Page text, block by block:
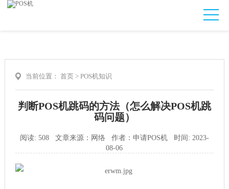
当前位置： 首页> POS机知识
判断POS机跳码的方法（怎么解决POS机跳
码问题）
阅读: 508 文章来源：网络 作者：申请POS机 时间: 2023-
08-06